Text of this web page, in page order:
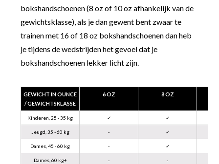
bokshandschoenen (8 oz of 10 oz afhankelijk van de
gewichtsklasse), als je dan gewent bent zwaar te
trainen met 16 of 18 oz bokshandschoenen dan heb
je tijdens de wedstrijden het gevoel dat je
bokshandschoenen lekker licht zijn.
GEWICHT IN OUNCE
/ GEWICHTSKLASSE
6 OZ 8 OZ
Kinderen, 25 - 35 kg ✓ ✓
Jeugd, 35 - 60 kg - ✓
Dames, 45 - 60 kg - ✓
Dames, 60 kg+ - -